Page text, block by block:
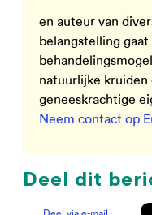
en auteur van
belangstelling
natuurlijke kruiden
geneeskrachtige
Neem contact op
Deel dit